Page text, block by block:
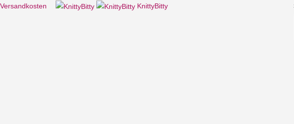
KnittyBitty
Versandkosten